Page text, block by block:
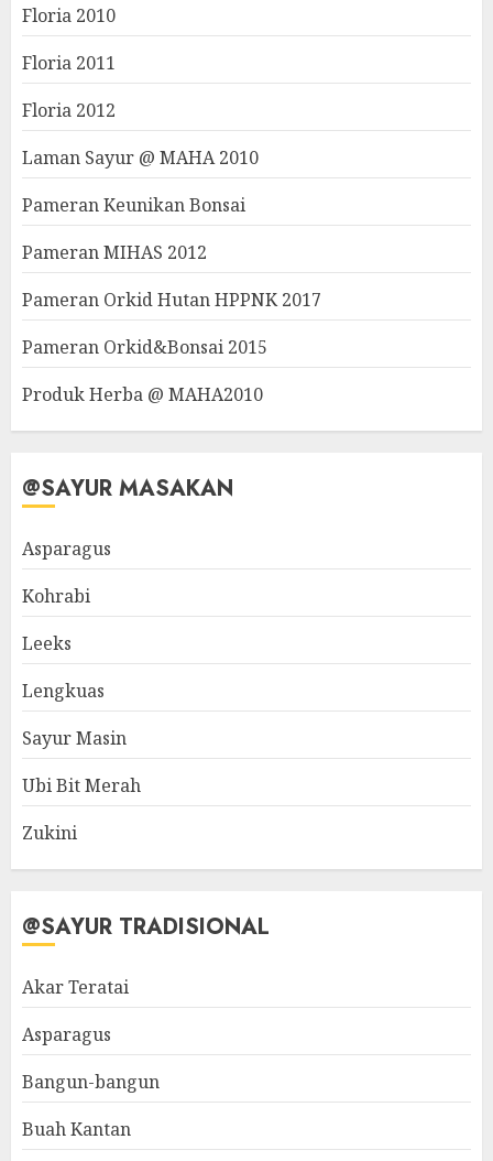
Floria 2010
Floria 2011
Floria 2012
Laman Sayur @ MAHA 2010
Pameran Keunikan Bonsai
Pameran MIHAS 2012
Pameran Orkid Hutan HPPNK 2017
Pameran Orkid&Bonsai 2015
Produk Herba @ MAHA2010
@SAYUR MASAKAN
Asparagus
Kohrabi
Leeks
Lengkuas
Sayur Masin
Ubi Bit Merah
Zukini
@SAYUR TRADISIONAL
Akar Teratai
Asparagus
Bangun-bangun
Buah Kantan